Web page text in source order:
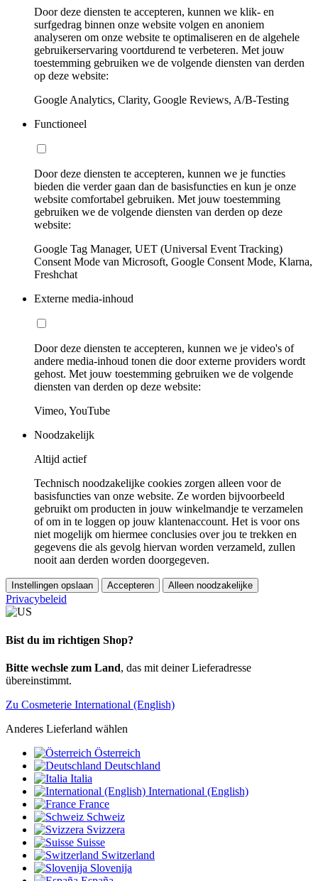
Door deze diensten te accepteren, kunnen we klik- en
surfgedrag binnen onze website volgen en anoniem
analyseren om onze website te optimaliseren en de algehele
gebruikerservaring voortdurend te verbeteren. Met jouw
toestemming gebruiken we de volgende diensten van derden
op deze website:
Google Analytics, Clarity, Google Reviews, A/B-Testing
Functioneel
Door deze diensten te accepteren, kunnen we je functies
bieden die verder gaan dan de basisfuncties en kun je onze
website comfortabel gebruiken. Met jouw toestemming
gebruiken we de volgende diensten van derden op deze
website:
Google Tag Manager, UET (Universal Event Tracking)
Consent Mode van Microsoft, Google Consent Mode, Klarna,
Freshchat
Externe media-inhoud
Door deze diensten te accepteren, kunnen we je video's of
andere media-inhoud tonen die door externe providers wordt
gehost. Met jouw toestemming gebruiken we de volgende
diensten van derden op deze website:
Vimeo, YouTube
Noodzakelijk
Altijd actief
Technisch noodzakelijke cookies zorgen alleen voor de
basisfuncties van onze website. Ze worden bijvoorbeeld
gebruikt om producten in jouw winkelmandje te verzamelen
of om in te loggen op jouw klantenaccount. Het is voor ons
niet mogelijk om hiermee conclusies over jou te trekken en
gegevens die als gevolg hiervan worden verzameld, zullen
nooit aan derden worden doorgegeven.
Instellingen opslaan Accepteren Alleen noodzakelijke
Privacybeleid
Bist du im richtigen Shop?
Bitte wechsle zum Land, das mit deiner Lieferadresse
übereinstimmt.
Zu Cosmeterie International (English)
Anderes Lieferland wählen
Österreich
Deutschland
Italia
International (English)
France
Schweiz
Svizzera
Suisse
Switzerland
Slovenija